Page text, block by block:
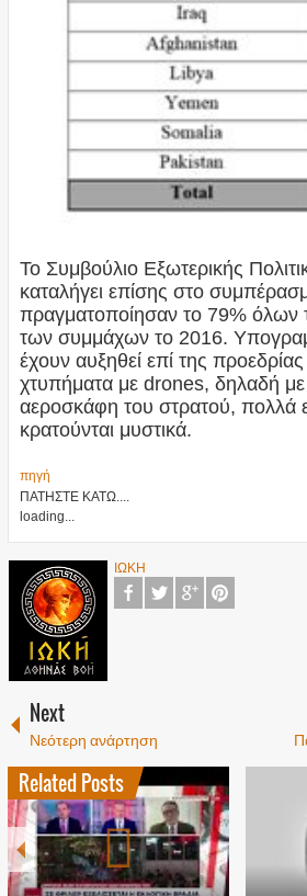
Το Συμβούλιο Εξωτερικής
καταλήγει επίσης στο
πραγματοποίησαν το 79%
των συμμάχων το 2016.
έχουν αυξηθεί επί της
χτυπήματα με drones, δηλαδή
αεροσκάφη του στρατού, πολλά
κρατούνται μυστικά.
πηγή
ΠΑΤΗΣΤΕ ΚΑΤΩ....
loading...
ΙΩΚΗ
Next
Νεότερη ανάρτηση
Related Posts